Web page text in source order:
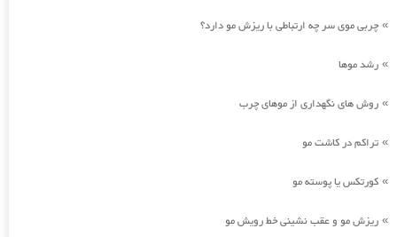
» چربی موی سر چه ارتباطی با ریزش مو دارد؟
» رشد موها
» روش های نگهداری از موهای چرب
» تراکم در کاشت مو
» کورتکس یا پوسته مو
» ریزش مو و عقب نشینی خط رویش مو